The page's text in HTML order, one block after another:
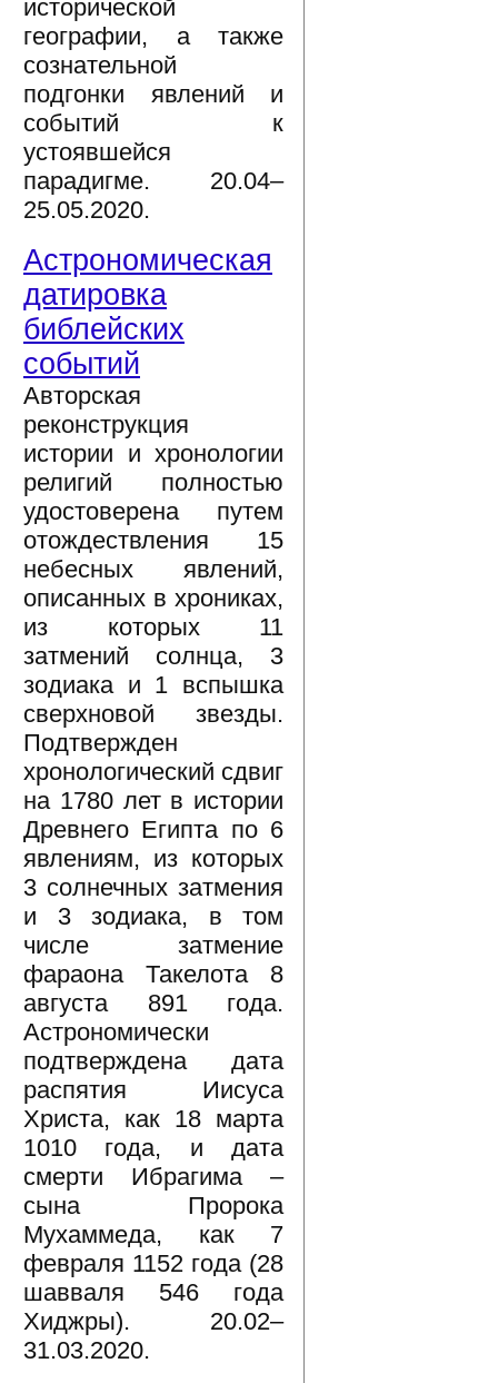
исторической
географии, а также
сознательной
подгонки явлений и
событий к
устоявшейся
парадигме. 20.04–
25.05.2020.
Астрономическая
датировка
библейских
событий
Авторская
реконструкция
истории и хронологии
религий полностью
удостоверена путем
отождествления 15
небесных явлений,
описанных в хрониках,
из которых 11
затмений солнца, 3
зодиака и 1 вспышка
сверхновой звезды.
Подтвержден
хронологический сдвиг
на 1780 лет в истории
Древнего Египта по 6
явлениям, из которых
3 солнечных затмения
и 3 зодиака, в том
числе затмение
фараона Такелота 8
августа 891 года.
Астрономически
подтверждена дата
распятия Иисуса
Христа, как 18 марта
1010 года, и дата
смерти Ибрагима –
сына Пророка
Мухаммеда, как 7
февраля 1152 года (28
шавваля 546 года
Хиджры). 20.02–
31.03.2020.